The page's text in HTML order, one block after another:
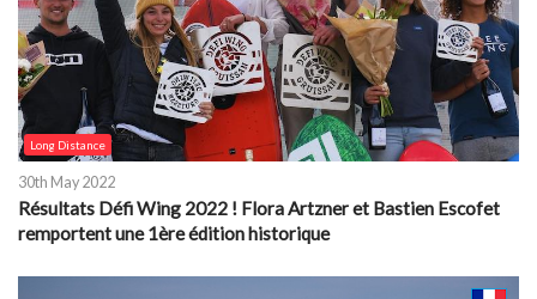
Long Distance
30th May 2022
Résultats Défi Wing 2022 ! Flora Artzner et Bastien Escofet
remportent une 1ère édition historique